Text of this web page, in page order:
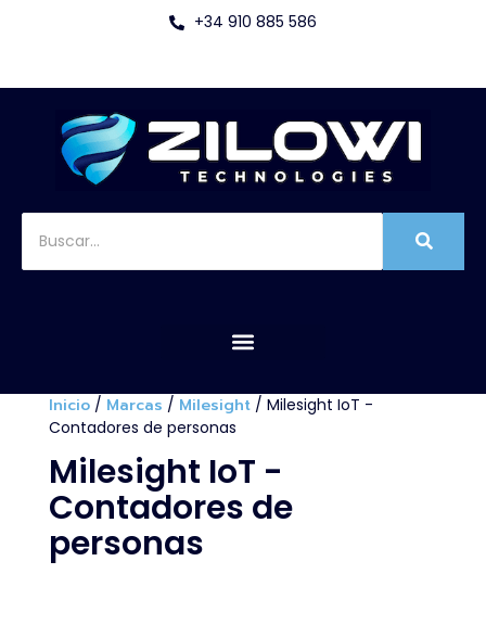
+34 910 885 586
Inicio/ Marcas / Milesight/ Milesight IoT -
Contadores de personas
Milesight IoT -
Contadores de
personas